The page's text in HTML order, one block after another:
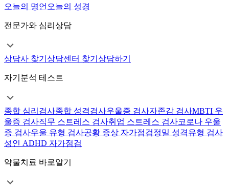
오늘의 명언 오늘의 성경
전문가와 심리상담
상담사 찾기 상담센터 찾기 상담하기
자기분석 테스트
종합 심리검사종합 성격검사우울증 검사자존감 검사MBTI 우
울증 검사직무 스트레스 검사취업 스트레스 검사코로나 우울
증 검사우울 유형 검사공황 증상 자가점검정밀 성격유형 검사
성인 ADHD 자가점검
약물치료 바로알기